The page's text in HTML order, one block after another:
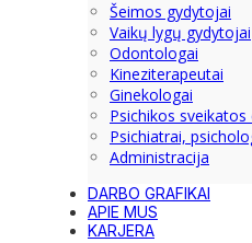
Šeimos gydytojai
Vaikų lygų gydytojai
Odontologai
Kineziterapeutai
Ginekologai
Psichikos sveikatos
Psichiatrai,
Administracija
DARBO GRAFIKAI
APIE MUS
KARJERA